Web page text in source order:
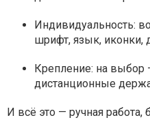
Индивидуальность:
шрифт, язык, иконки,
Крепление: на
дистанционные
И всё это — ручная